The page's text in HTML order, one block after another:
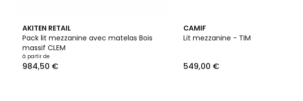
AKITEN RETAIL
Pack lit mezzanine avec matelas Bois
massif CLEM
à partir de
984,50 €
3
Couleurs
CAMIF
Lit mezzanine - TIM
549,00 €
2
Couleurs